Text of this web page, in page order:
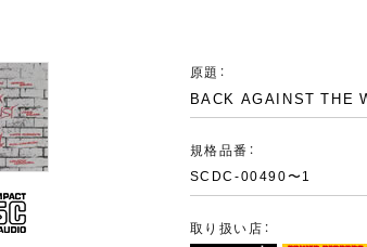
原題：
BACK AGAINST THE
規格品番：
SCDC-00490〜1
取り扱い店：